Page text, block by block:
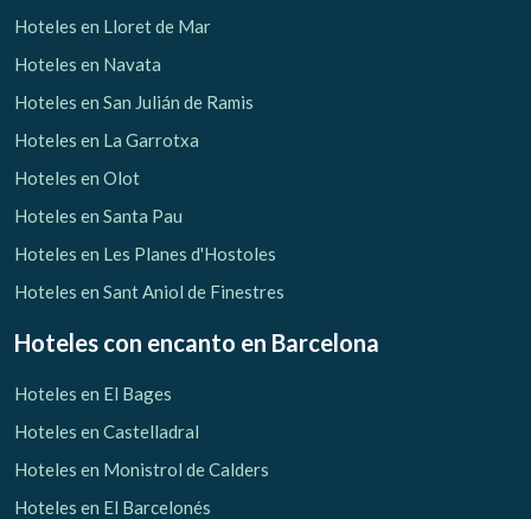
Hoteles en Lloret de Mar
Hoteles en Navata
Hoteles en San Julián de Ramis
Hoteles en La Garrotxa
Hoteles en Olot
Hoteles en Santa Pau
Hoteles en Les Planes d'Hostoles
Hoteles en Sant Aniol de Finestres
Hoteles con encanto en Barcelona
Hoteles en El Bages
Hoteles en Castelladral
Hoteles en Monistrol de Calders
Hoteles en El Barcelonés